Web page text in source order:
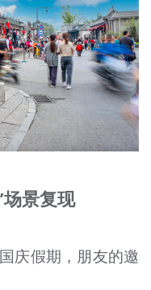
场景复现
庆假期，朋友的邀